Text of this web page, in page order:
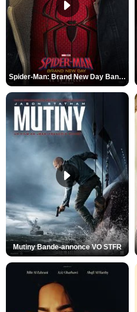
Spider-Man: Brand New Day Bande-annonce VO STFR
Mutiny Bande-annonce VO STFR